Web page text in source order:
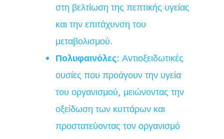
στη βελτίωση της πεπτικής υγείας
και την επιτάχυνση του
μεταβολισμού.
Πολυφαινόλες: Αντιοξειδωτικές
ουσίες που προάγουν την υγεία
του οργανισμού, μειώνοντας την
οξείδωση των κυττάρων και
προστατεύοντας τον οργανισμό